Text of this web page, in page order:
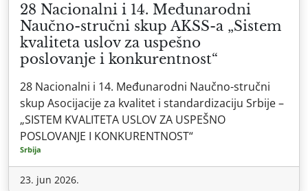
28 Nacionalni i 14. Međunarodni
Naučno-stručni skup AKSS-a „Sistem
kvaliteta uslov za uspešno
poslovanje i konkurentnost“
28 Nacionalni i 14. Međunarodni Naučno-stručni
skup Asocijacije za kvalitet i standardizaciju Srbije –
„SISTEM KVALITETA USLOV ZA USPEŠNO
POSLOVANJE I KONKURENTNOST“
Srbija
23. jun 2026.